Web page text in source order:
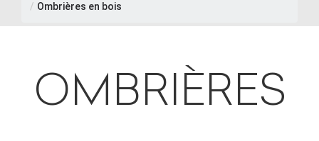
/ Ombrières en bois
OMBRIÈRES